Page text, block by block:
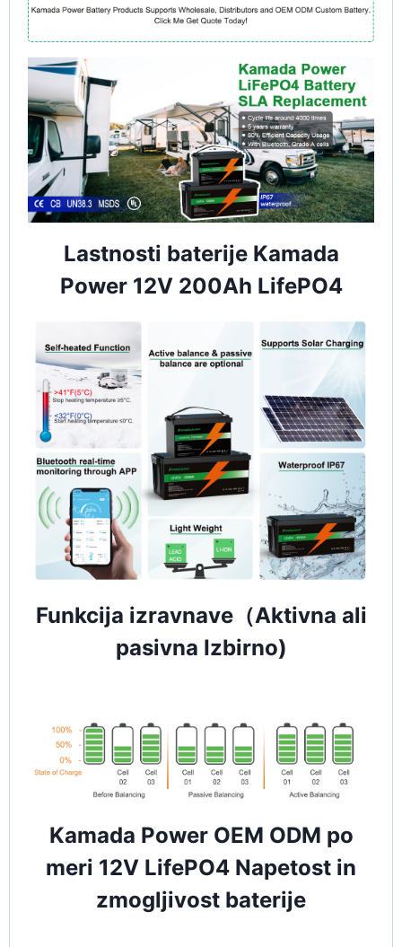
Lastnosti baterije Kamada
Power 12V 200Ah LifePO4
Funkcija izravnave（Aktivna ali
pasivna Izbirno)
Kamada Power OEM ODM po
meri 12V LifePO4 Napetost in
zmogljivost baterije